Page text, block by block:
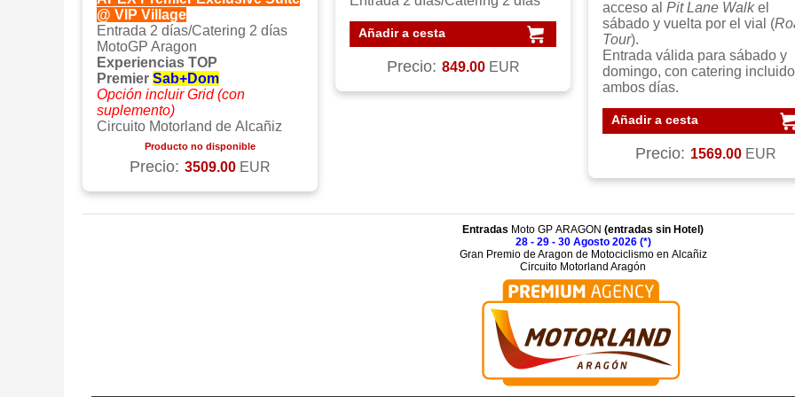
@ VIP Village
Entrada 2 días/Catering 2 días
MotoGP Aragon
Experiencias TOP
Premier Sab+Dom
Opción incluir Grid (con
suplemento)
Circuito Motorland de Alcañiz
Producto no disponible
Precio: 3509.00 EUR
Añadir a cesta
Precio: 849.00 EUR
acceso al Pit Lane Walkel
sábado y vuelta por el vial (
Tour).
Entrada válida para sábado y
domingo, con catering incluido
ambos días.
Añadir a cesta
Precio: 1569.00 EUR
Entradas Moto GP ARAGON (entradas sin Hotel)
28 - 29 - 30 Agosto 2026 (*)
Gran Premio de Aragon de Motociclismo en Alcañiz
Circuito Motorland Aragón